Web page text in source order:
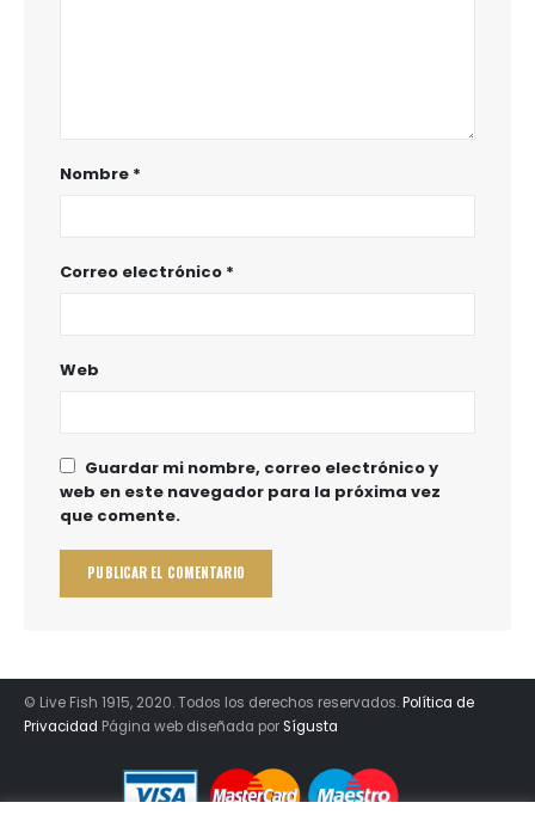
Nombre *
Correo electrónico *
Web
Guardar mi nombre, correo electrónico y
web en este navegador para la próxima vez
que comente.
© Live Fish 1915, 2020. Todos los derechos reservados.Política de
Privacidad Página web diseñada porSígusta